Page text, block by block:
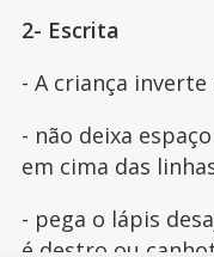
2- Escrita
- A criança
- não deixa
em cima das
- pega o lápis
é destro ou